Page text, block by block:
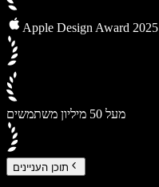
Apple Design Award 2025
מעל 50 מיליון משתמשים
תוכן העניינים